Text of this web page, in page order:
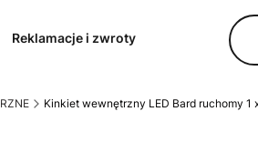
Reklamacje i zwroty
Kinkiet wewnętrzny LED Bard ruchomy 1